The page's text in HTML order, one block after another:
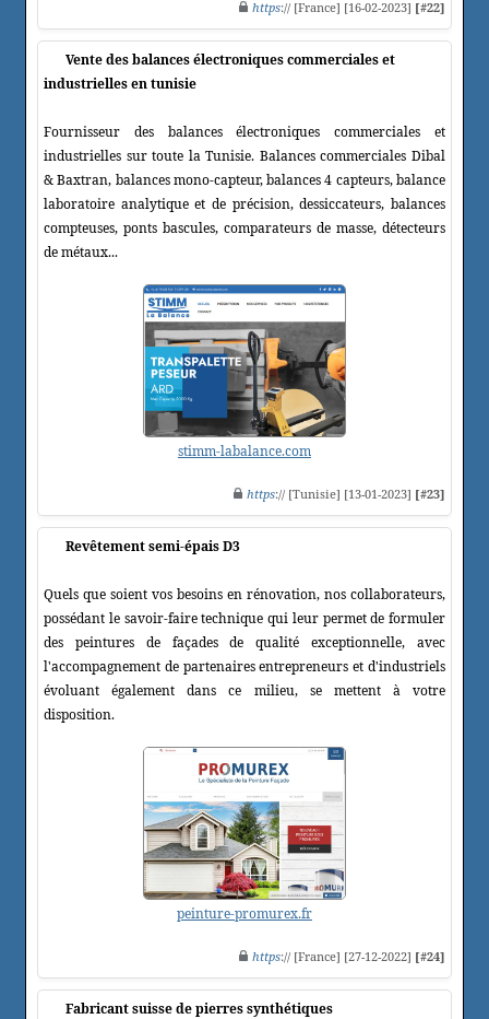
https:// [France] [16-02-2023] [#22]
Vente des balances électroniques commerciales et
industrielles en tunisie
Fournisseur des balances électroniques commerciales et
industrielles sur toute la Tunisie. Balances commerciales Dibal
& Baxtran, balances mono-capteur, balances 4 capteurs, balance
laboratoire analytique et de précision, dessiccateurs, balances
compteuses, ponts bascules, comparateurs de masse, détecteurs
de métaux...
stimm-labalance.com
https:// [Tunisie] [13-01-2023] [#23]
Revêtement semi-épais D3
Quels que soient vos besoins en rénovation, nos collaborateurs,
possédant le savoir-faire technique qui leur permet de formuler
des peintures de façades de qualité exceptionnelle, avec
l'accompagnement de partenaires entrepreneurs et d'industriels
évoluant également dans ce milieu, se mettent à votre
disposition.
peinture-promurex.fr
https:// [France] [27-12-2022] [#24]
Fabricant suisse de pierres synthétiques